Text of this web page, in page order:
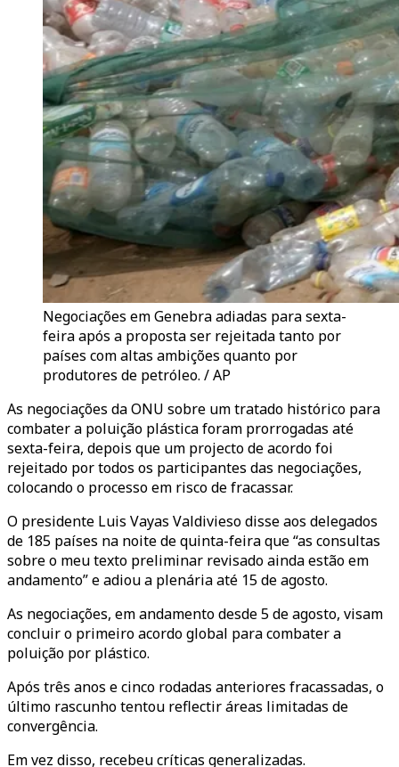
Negociações em Genebra adiadas para sexta-
feira após a proposta ser rejeitada tanto por
países com altas ambições quanto por
produtores de petróleo. / AP
As negociações da ONU sobre um tratado histórico para
combater a poluição plástica foram prorrogadas até
sexta-feira, depois que um projecto de acordo foi
rejeitado por todos os participantes das negociações,
colocando o processo em risco de fracassar.
O presidente Luis Vayas Valdivieso disse aos delegados
de 185 países na noite de quinta-feira que “as consultas
sobre o meu texto preliminar revisado ainda estão em
andamento” e adiou a plenária até 15 de agosto.
As negociações, em andamento desde 5 de agosto, visam
concluir o primeiro acordo global para combater a
poluição por plástico.
Após três anos e cinco rodadas anteriores fracassadas, o
último rascunho tentou reflectir áreas limitadas de
convergência.
Em vez disso, recebeu críticas generalizadas.